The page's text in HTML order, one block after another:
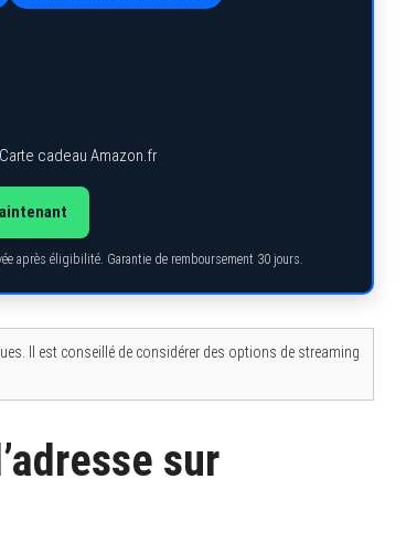
cadeau Amazon.fr
après éligibilité. Garantie de remboursement 30 jours.
Il est conseillé de considérer des options de streaming
sur